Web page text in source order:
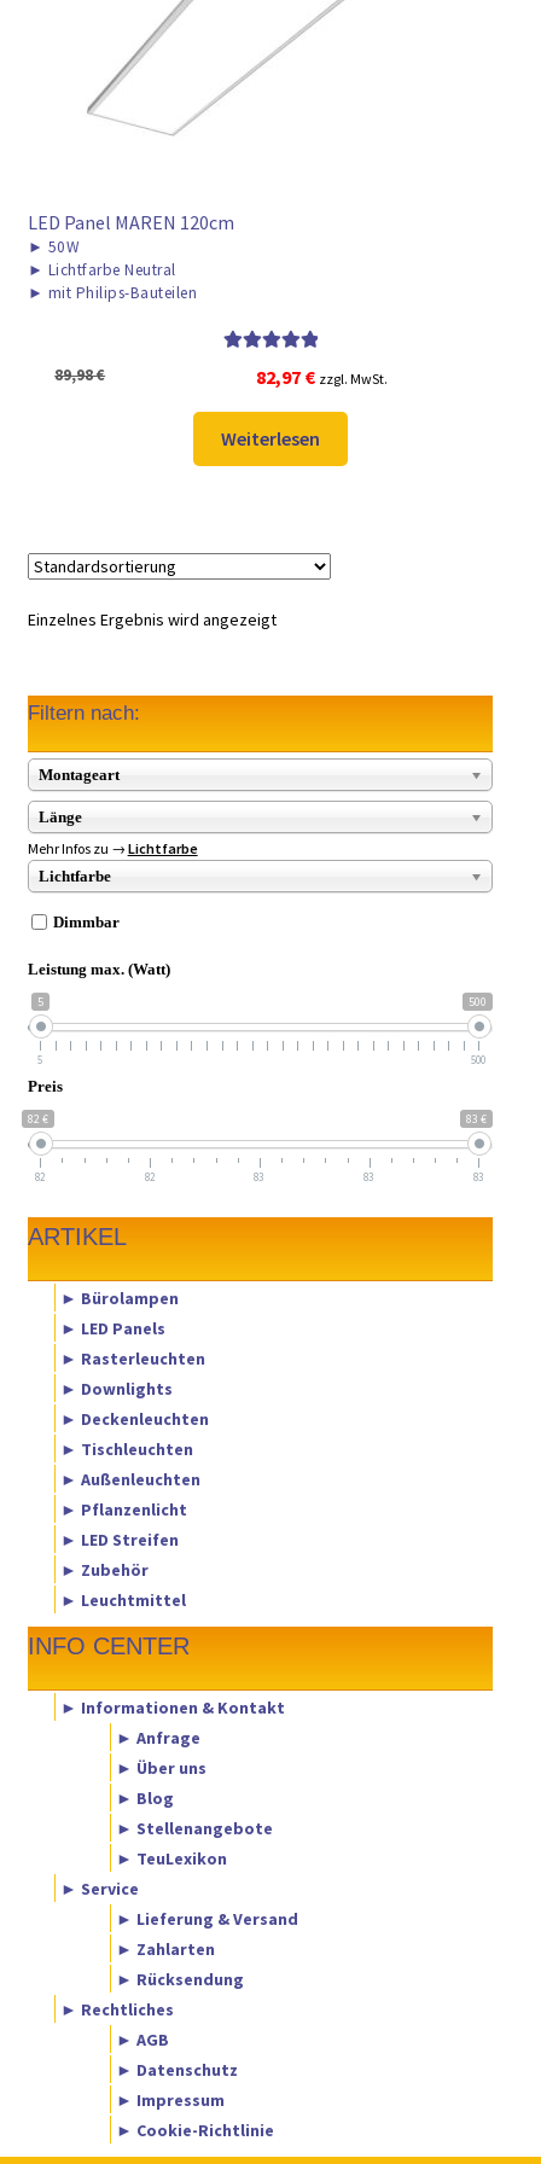
► VERSANDARTEN
LED Panel MAREN 120cm
► 50W
► Lichtfarbe Neutral
► mit Philips-Bauteilen
von 5
89,98€
Ursprünglicher
Preis
war:
89,98 €
82,97 €Aktueller
Preis
ist:
82,97 €.
zzgl. MwSt.
Weiterlesen
Einzelnes Ergebnis wird angezeigt
Filtern nach:
Montageart
Länge
Mehr Infos zu → Lichtfarbe
Lichtfarbe
Dimmbar
Leistung max. (Watt)
5 500
5 500
Preis
82 € 83 €
82 82 83 83 83
ARTIKEL
► Bürolampen
► LED Panels
► Rasterleuchten
► Downlights
► Deckenleuchten
► Tischleuchten
► Außenleuchten
► Pflanzenlicht
► LED Streifen
► Zubehör
► Leuchtmittel
INFO CENTER
► Informationen & Kontakt
► Anfrage
► Über uns
► Blog
► Stellenangebote
► TeuLexikon
► Service
► Lieferung & Versand
► Zahlarten
► Rücksendung
► Rechtliches
► AGB
► Datenschutz
► Impressum
► Cookie-Richtlinie